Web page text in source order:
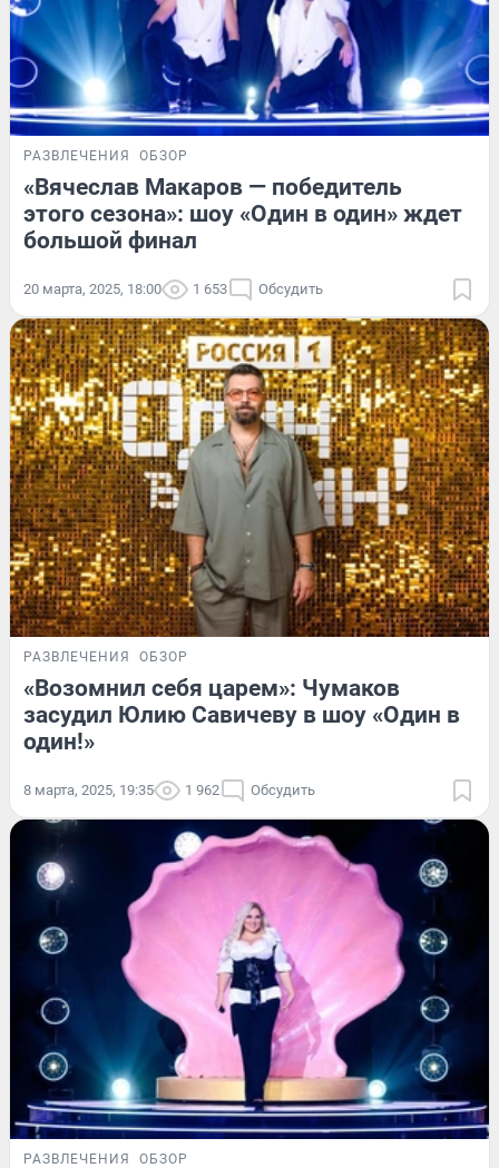
РАЗВЛЕЧЕНИЯ ОБЗОР
«Вячеслав Макаров — победитель
этого сезона»: шоу «Один в один» ждет
большой финал
20 марта, 2025, 18:00 1 653 Обсудить
РАЗВЛЕЧЕНИЯ ОБЗОР
«Возомнил себя царем»: Чумаков
засудил Юлию Савичеву в шоу «Один в
один!»
8 марта, 2025, 19:35 1 962 Обсудить
РАЗВЛЕЧЕНИЯ ОБЗОР